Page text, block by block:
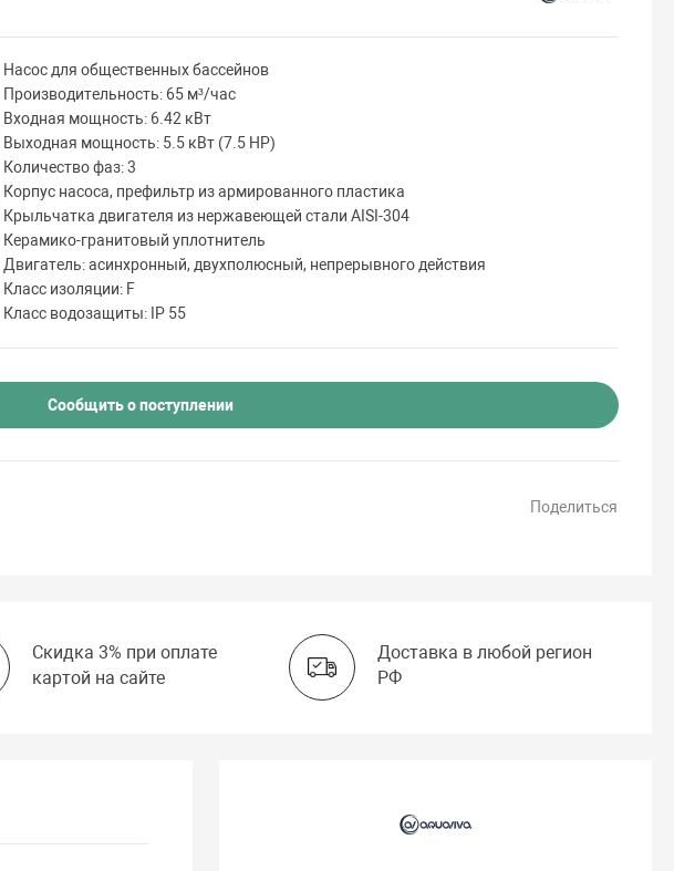
Насос для общественных бассейнов
Производительность: 65 м³/час
Входная мощность: 6.42 кВт
Выходная мощность: 5.5 кВт (7.5 HP)
Количество фаз: 3
Корпус насоса, префильтр из армированного пластика
Крыльчатка двигателя из нержавеющей стали AISI-304
Керамико-гранитовый уплотнитель
Двигатель: асинхронный, двухполюсный, непрерывного действия
Класс изоляции: F
Класс водозащиты: IP 55
Сообщить о поступлении
Поделиться
Скидка 3% при оплате
картой на сайте
Доставка в любой регион
РФ